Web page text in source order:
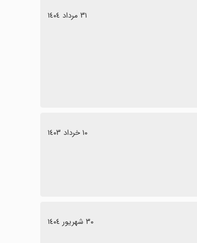
٣١ مرداد ١٤٠٤
١٠ خرداد ١٤٠٣
٣٠ شهریور ١٤٠٤